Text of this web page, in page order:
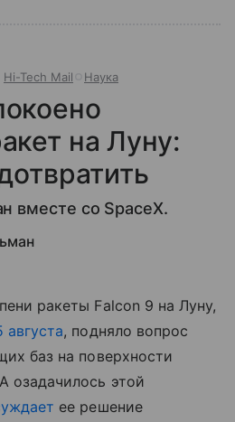
Hi-Tech Mail Наука
на Луну:
вместе со SpaceX.
ракеты Falcon 9 на Луну,
, подняло вопрос
баз на поверхности
озадачилось этой
ее решение